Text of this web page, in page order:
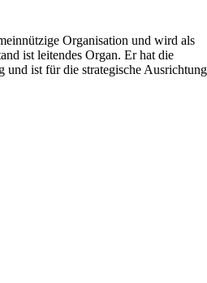
Organisation und wird als
ist leitendes Organ. Er hat die
und ist für die strategische Ausrichtung